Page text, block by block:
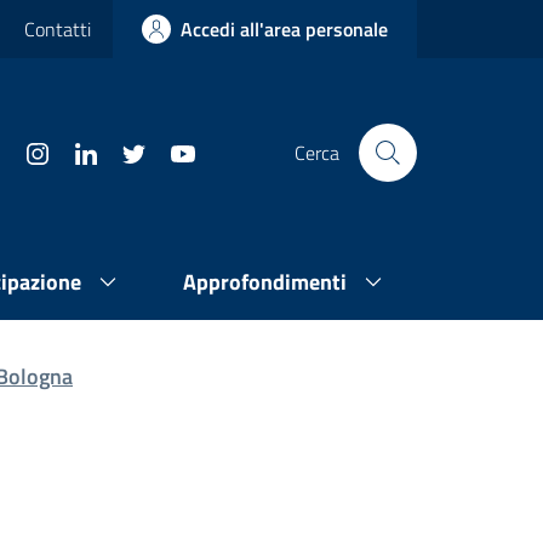
Contatti Accedi all'area personale
Cerca
Approfondimenti